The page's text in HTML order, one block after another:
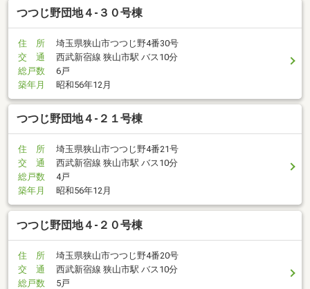
つつじ野団地４-３０号棟
住 所
埼玉県狭山市つつじ野4番30号
交 通
西武新宿線 狭山市駅 バス10分
総戸数
6戸
築年月
昭和56年12月
つつじ野団地４-２１号棟
住 所
埼玉県狭山市つつじ野4番21号
交 通
西武新宿線 狭山市駅 バス10分
総戸数
4戸
築年月
昭和56年12月
つつじ野団地４-２０号棟
住 所
埼玉県狭山市つつじ野4番20号
交 通
西武新宿線 狭山市駅 バス10分
総戸数
5戸